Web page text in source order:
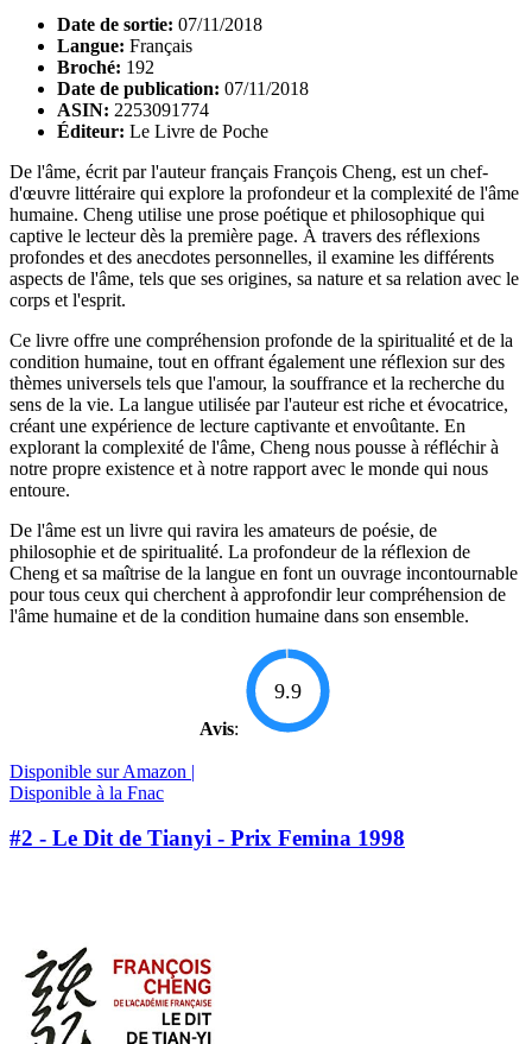
Date de sortie: 07/11/2018
Langue: Français
Broché: 192
Date de publication: 07/11/2018
ASIN: 2253091774
Éditeur: Le Livre de Poche
De l'âme, écrit par l'auteur français François Cheng, est un chef-
d'œuvre littéraire qui explore la profondeur et la complexité de l'âme
humaine. Cheng utilise une prose poétique et philosophique qui
captive le lecteur dès la première page. À travers des réflexions
profondes et des anecdotes personnelles, il examine les différents
aspects de l'âme, tels que ses origines, sa nature et sa relation avec le
corps et l'esprit.
Ce livre offre une compréhension profonde de la spiritualité et de la
condition humaine, tout en offrant également une réflexion sur des
thèmes universels tels que l'amour, la souffrance et la recherche du
sens de la vie. La langue utilisée par l'auteur est riche et évocatrice,
créant une expérience de lecture captivante et envoûtante. En
explorant la complexité de l'âme, Cheng nous pousse à réfléchir à
notre propre existence et à notre rapport avec le monde qui nous
entoure.
De l'âme est un livre qui ravira les amateurs de poésie, de
philosophie et de spiritualité. La profondeur de la réflexion de
Cheng et sa maîtrise de la langue en font un ouvrage incontournable
pour tous ceux qui cherchent à approfondir leur compréhension de
l'âme humaine et de la condition humaine dans son ensemble.
Avis:
9.9
Disponible sur Amazon |
Disponible à la Fnac
#2 - Le Dit de Tianyi - Prix Femina 1998